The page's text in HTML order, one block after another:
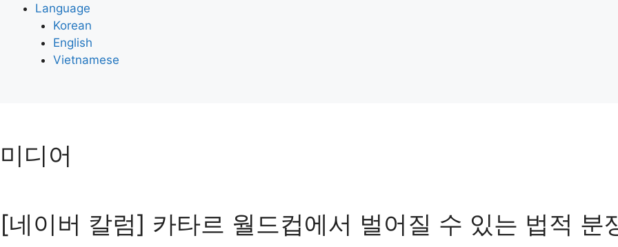
Language
Korean
English
Vietnamese
미디어
[네이버 칼럼] 카타르 월드컵에서 벌어질 수 있는 법적 분